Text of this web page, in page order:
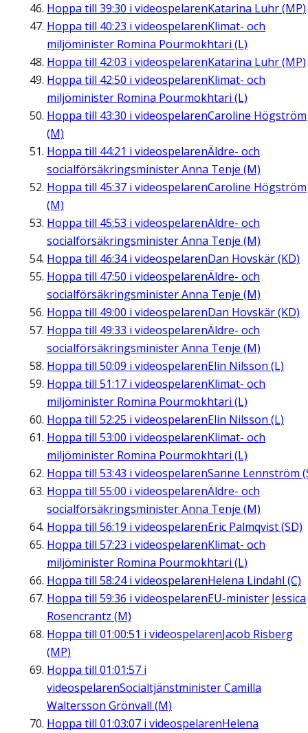
Hoppa till 39:30 i videospelarenKatarina Luhr (MP)
Hoppa till 40:23 i videospelarenKlimat- och
miljöminister Romina Pourmokhtari (L)
Hoppa till 42:03 i videospelarenKatarina Luhr (MP)
Hoppa till 42:50 i videospelarenKlimat- och
miljöminister Romina Pourmokhtari (L)
Hoppa till 43:30 i videospelarenCaroline Högström
(M)
Hoppa till 44:21 i videospelarenÄldre- och
socialförsäkringsminister Anna Tenje (M)
Hoppa till 45:37 i videospelarenCaroline Högström
(M)
Hoppa till 45:53 i videospelarenÄldre- och
socialförsäkringsminister Anna Tenje (M)
Hoppa till 46:34i videospelarenDan Hovskär (KD)
Hoppa till 47:50 i videospelarenÄldre- och
socialförsäkringsminister Anna Tenje (M)
Hoppa till 49:00 i videospelarenDan Hovskär (KD)
Hoppa till 49:33 i videospelarenÄldre- och
socialförsäkringsminister Anna Tenje (M)
Hoppa till 50:09 i videospelarenElin Nilsson (L)
Hoppa till 51:17 i videospelarenKlimat- och
miljöminister Romina Pourmokhtari (L)
Hoppa till 52:25 i videospelarenElin Nilsson (L)
Hoppa till 53:00 i videospelarenKlimat- och
miljöminister Romina Pourmokhtari (L)
Hoppa till 53:43 i videospelarenSanne Lennström
Hoppa till 55:00 i videospelarenÄldre- och
socialförsäkringsminister Anna Tenje (M)
Hoppa till 56:19 i videospelarenEric Palmqvist (SD)
Hoppa till 57:23 i videospelarenKlimat- och
miljöminister Romina Pourmokhtari (L)
Hoppa till 58:24i videospelarenHelena Lindahl (C)
Hoppa till 59:36 i videospelarenEU-minister Jessica
Rosencrantz (M)
Hoppa till 01:00:51 i videospelarenJacob Risberg
(MP)
Hoppa till 01:01:57 i
videospelarenSocialtjänstminister Camilla
Waltersson Grönvall (M)
Hoppa till 01:03:07 i videospelarenHelena